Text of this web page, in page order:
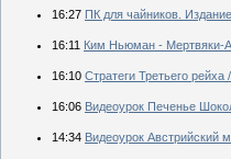
16:27 ПК для чайников.
16:11 Ким Ньюман - Мертвяки-
16:10 Стратеги Третьего
16:06 Видеоурок Печенье
14:34 Видеоурок Австрийский